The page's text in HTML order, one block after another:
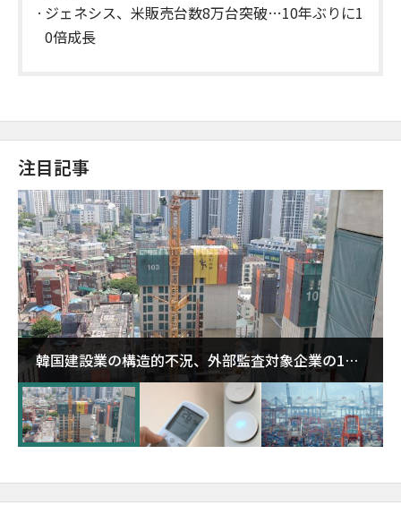
ジェネシス、米販売台数8万台突破…10年ぶりに1
0倍成長
注目記事
韓国建設業の構造的不況、外部監査対象企業の1割
超が「ゾンビ企業」に…5年で2.8倍増